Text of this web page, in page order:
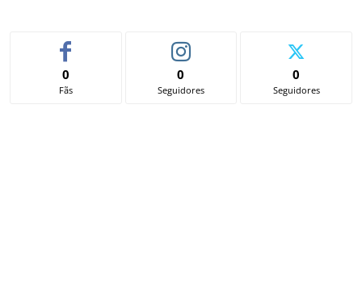
0
Fãs
0
Seguidores
0
Seguidores